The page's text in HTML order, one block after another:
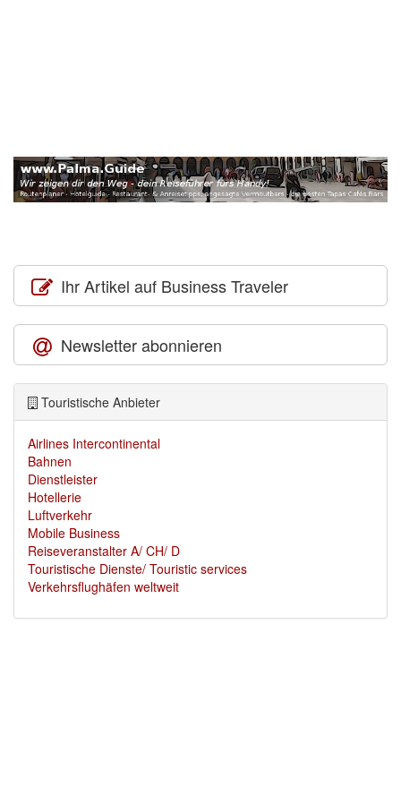
Ihr Artikel auf Business Traveler
Newsletter abonnieren
Touristische Anbieter
Airlines Intercontinental
Bahnen
Dienstleister
Hotellerie
Luftverkehr
Mobile Business
Reiseveranstalter A/ CH/ D
Touristische Dienste/ Touristic services
Verkehrsflughäfen weltweit